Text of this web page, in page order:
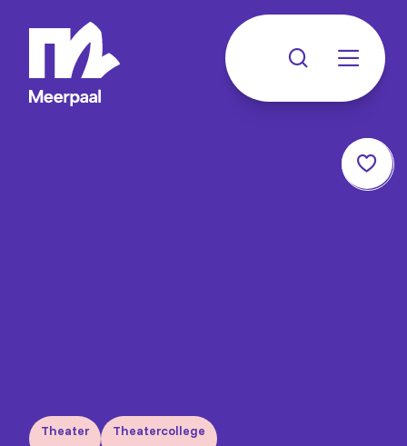
Theater Theatercollege